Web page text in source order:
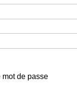
mot de passe